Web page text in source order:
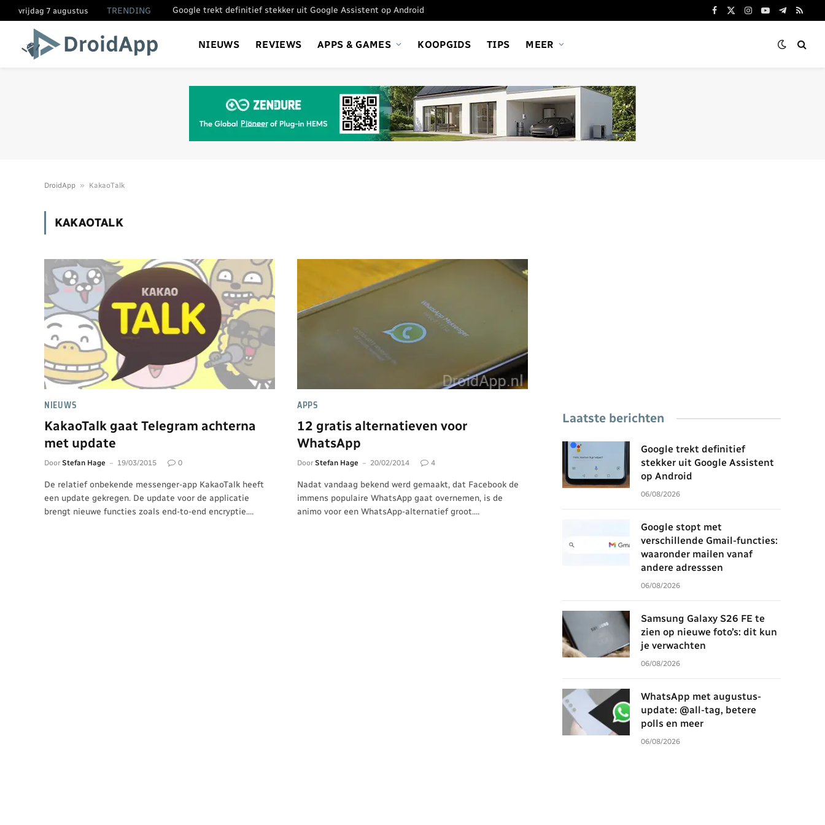
vrijdag 7 augustus TRENDING Google trekt definitief stekker uit Google Assistent op Android
Facebook
X
Instagram
YouTube
Telegram
RSS
NIEUWS REVIEWS APPS & GAMES KOOPGIDS TIPS MEER
DroidApp » KakaoTalk
KAKAOTALK
NIEUWS
KakaoTalk gaat Telegram achterna
met update
Door Stefan Hage 19/03/2015 0
De relatief onbekende messenger-app KakaoTalk heeft
een update gekregen. De update voor de applicatie
brengt nieuwe functies zoals end-to-end encryptie.…
APPS
12 gratis alternatieven voor
WhatsApp
Door Stefan Hage 20/02/2014 4
Nadat vandaag bekend werd gemaakt, dat Facebook de
immens populaire WhatsApp gaat overnemen, is de
animo voor een WhatsApp-alternatief groot.…
Laatste berichten
Google trekt definitief
stekker uit Google Assistent
op Android
06/08/2026
Google stopt met
verschillende Gmail-functies:
waaronder mailen vanaf
andere adresssen
06/08/2026
Samsung Galaxy S26 FE te
zien op nieuwe foto’s: dit kun
je verwachten
06/08/2026
WhatsApp met augustus-
update: @all-tag, betere
polls en meer
06/08/2026